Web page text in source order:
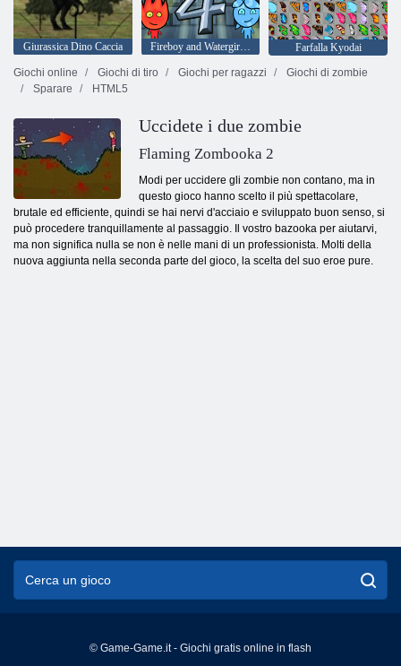
Giurassica Dino Caccia Fireboy and Watergirl 4: Tempio di Cristallo
Farfalla Kyodai
Giochi online
Giochi di tiro Giochi per ragazzi
Giochi di zombie
Sparare
HTML5
Uccidete i due zombie
Flaming Zombooka 2
Modi per uccidere gli zombie non contano, ma in
questo gioco hanno scelto il più spettacolare,
brutale ed efficiente, quindi se hai nervi d'acciaio e sviluppato buon senso, si
può procedere tranquillamente al passaggio. Il vostro bazooka per aiutarvi,
ma non significa nulla se non è nelle mani di un professionista. Molti della
nuova aggiunta nella seconda parte del gioco, la scelta del suo eroe pure.
© Game-Game.it - Giochi gratis online in flash